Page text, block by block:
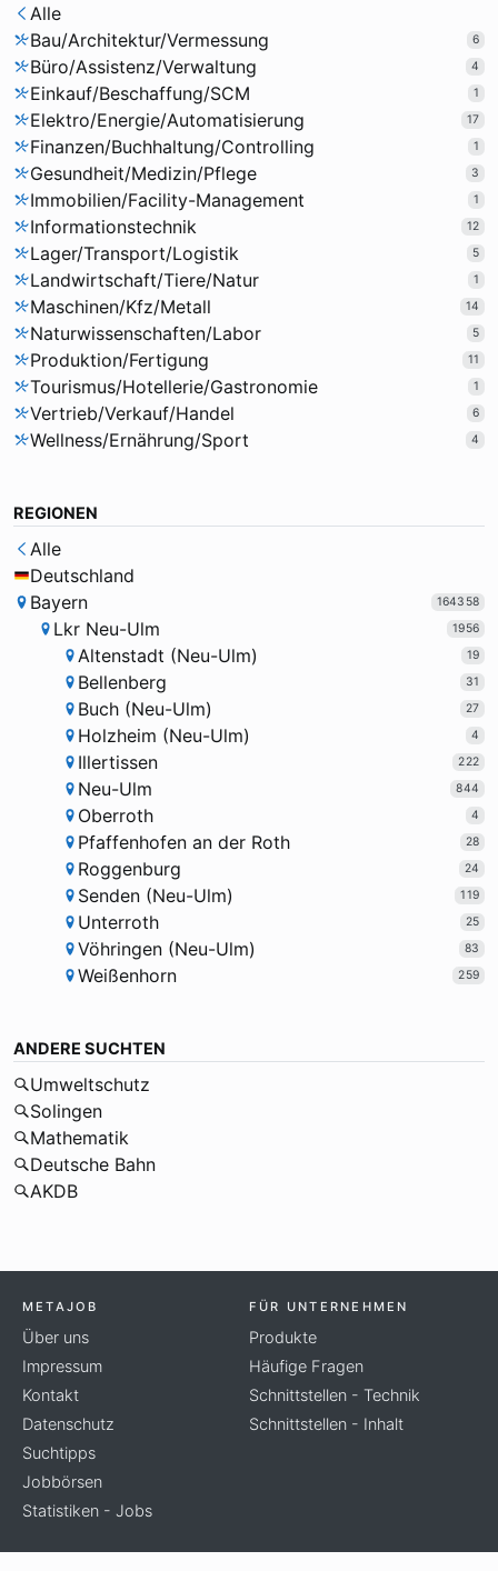
Alle
Bau/Architektur/Vermessung
6
Büro/Assistenz/Verwaltung 4
Einkauf/Beschaffung/SCM 1
Elektro/Energie/Automatisierung 17
Finanzen/Buchhaltung/Controlling 1
Gesundheit/Medizin/Pflege 3
Immobilien/Facility-Management 1
Informationstechnik 12
Lager/Transport/Logistik 5
Landwirtschaft/Tiere/Natur 1
Maschinen/Kfz/Metall 14
Naturwissenschaften/Labor 5
Produktion/Fertigung 11
Tourismus/Hotellerie/Gastronomie 1
Vertrieb/Verkauf/Handel 6
Wellness/Ernährung/Sport 4
REGIONEN
Alle
Deutschland
Bayern
164358
Lkr Neu-Ulm 1956
Altenstadt (Neu-Ulm) 19
Bellenberg 31
Buch (Neu-Ulm) 27
Holzheim (Neu-Ulm) 4
Illertissen 222
Neu-Ulm 844
Oberroth 4
Pfaffenhofen an der Roth 28
Roggenburg 24
Senden (Neu-Ulm) 119
Unterroth 25
Vöhringen (Neu-Ulm) 83
Weißenhorn 259
ANDERE SUCHTEN
Umweltschutz
Solingen
Mathematik
Deutsche Bahn
AKDB
METAJOB
Über uns
Impressum
Kontakt
Datenschutz
Suchtipps
Jobbörsen
Statistiken - Jobs
FÜR UNTERNEHMEN
Produkte
Häufige Fragen
Schnittstellen - Technik
Schnittstellen - Inhalt